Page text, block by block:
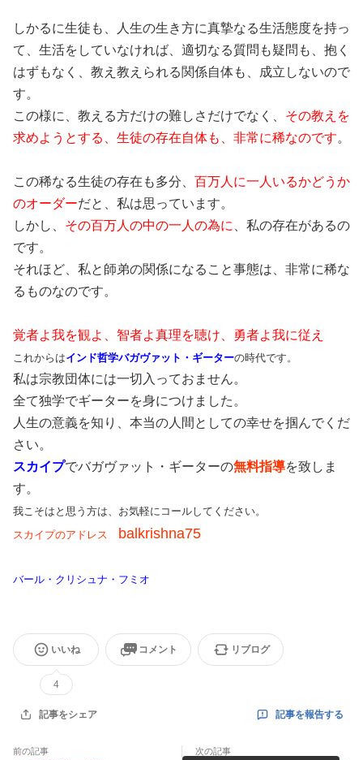
しかるに生徒も、人生の生き方に真摯なる生活態度を持っ
て、生活をしていなければ、適切なる質問も疑問も、抱く
はずもなく、教え教えられる関係自体も、成立しないので
す。
この様に、教える方だけの難しさだけでなく、 その教えを
求めようとする、生徒の存在自体も、非常に稀なのです。
この稀なる生徒の存在も多分、 百万人に一人いるかどうか
のオーダーだと、私は思っています。
しかし、 その百万人の中の一人の為に
、私の存在があるの
です。
それほど、私と師弟の関係になること事態は、非常に稀な
るものなのです。
覚者よ我を観よ、智者よ真理を聴け、勇者よ我に従え
これからはインド哲学バガヴァット・ギーターの時代です。
私は宗教団体には一切入っておません。
全て独学でギーターを身につけました。
人生の意義を知り、本当の人間としての幸せを掴んでくだ
さい。
スカイプでバガヴァット・ギーターの無料指導を致しま
す。
我こそはと思う方は、お気軽にコールしてください。
スカイプのアドレス
balkrishna75
バール・クリシュナ・フミオ
いいね
4
コメント リブログ
記事をシェア 記事を報告する
前の記事 次の記事